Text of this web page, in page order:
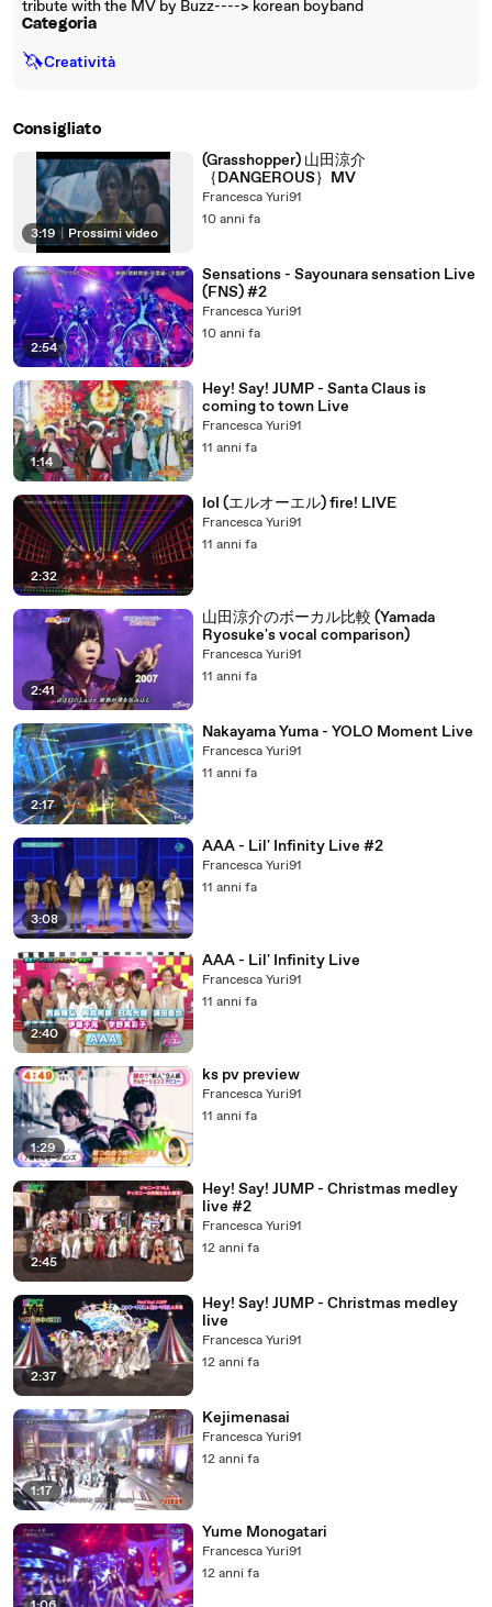
tribute with the MV by Buzz----> korean boyband
Categoria
🦄Creatività
Consigliato
3:19 | Prossimi video
(Grasshopper) 山田涼介
｛DANGEROUS｝MV
Francesca Yuri91
10 anni fa
2:54
Sensations - Sayounara sensation Live
(FNS) #2
Francesca Yuri91
10 anni fa
1:14
Hey! Say! JUMP - Santa Claus is
coming to town Live
Francesca Yuri91
11 anni fa
2:32
IoI (エルオーエル) fire! LIVE
Francesca Yuri91
11 anni fa
2:41
山田涼介のボーカル比較 (Yamada
Ryosuke's vocal comparison)
Francesca Yuri91
11 anni fa
2:17
Nakayama Yuma - YOLO Moment Live
Francesca Yuri91
11 anni fa
3:08
AAA - Lil' Infinity Live #2
Francesca Yuri91
11 anni fa
2:40
AAA - Lil' Infinity Live
Francesca Yuri91
11 anni fa
1:29
ks pv preview
Francesca Yuri91
11 anni fa
2:45
Hey! Say! JUMP - Christmas medley
live #2
Francesca Yuri91
12 anni fa
2:37
Hey! Say! JUMP - Christmas medley
live
Francesca Yuri91
12 anni fa
1:17
Kejimenasai
Francesca Yuri91
12 anni fa
Yume Monogatari
Francesca Yuri91
12 anni fa